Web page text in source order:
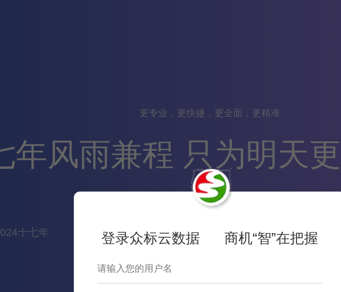
更专业，更快捷，更全面，更精准
年风雨兼程 只为明天
十七年
681,395
数据
登录众标云数据 商机“智”在把握